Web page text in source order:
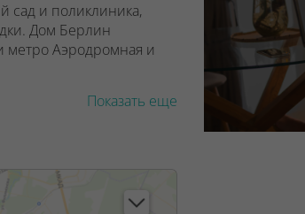
сад и поликлиника,
Дом Берлин
метро Аэродромная и
лобби, где рядом со
Есть место, где
и лиц с
Показать еще